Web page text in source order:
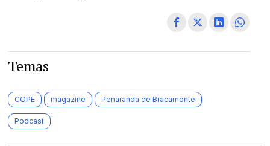
Temas
COPE magazine Peñaranda de Bracamonte
Podcast